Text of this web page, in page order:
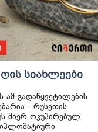
სიახლეები
ამ გადაწყვეტილების
- რუსეთის
მიერ ოკუპირებულ